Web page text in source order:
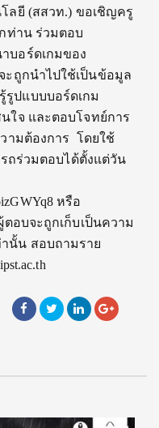
ลยี (สสวท.) ขอเชิญครู
ท่าน ร่วมตอบ
บอร์ดเกมของ
ถูกนำไปใช้เป็นข้อมูล
ปแบบบอร์ดเกม
ใจ และตอบโจทย์การ
ามต้องการ โดยใช้
รถร่วมตอบได้ตั้งแต่วัน
หรือ
อบจะถูกเก็บเป็นความ
นั้น สอบถามราย